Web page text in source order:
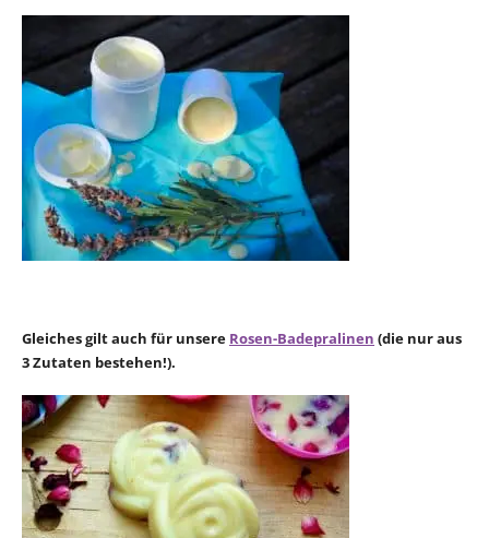
Gleiches gilt auch für unsere Rosen-Badepralinen (die nur aus
3 Zutaten bestehen!).